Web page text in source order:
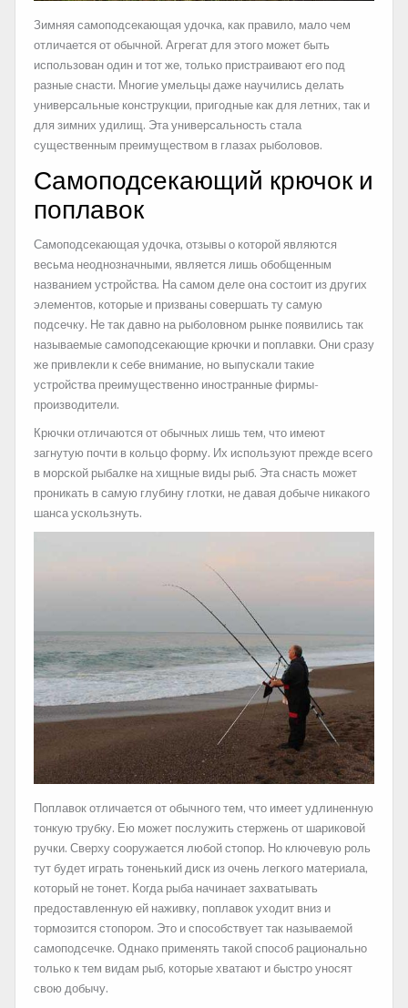
Зимняя самоподсекающая удочка, как правило, мало чем
отличается от обычной. Агрегат для этого может быть
использован один и тот же, только пристраивают его под
разные снасти. Многие умельцы даже научились делать
универсальные конструкции, пригодные как для летних, так и
для зимних удилищ. Эта универсальность стала
существенным преимуществом в глазах рыболовов.
Самоподсекающий крючок и
поплавок
Самоподсекающая удочка, отзывы о которой являются
весьма неоднозначными, является лишь обобщенным
названием устройства. На самом деле она состоит из других
элементов, которые и призваны совершать ту самую
подсечку. Не так давно на рыболовном рынке появились так
называемые самоподсекающие крючки и поплавки. Они сразу
же привлекли к себе внимание, но выпускали такие
устройства преимущественно иностранные фирмы-
производители.
Крючки отличаются от обычных лишь тем, что имеют
загнутую почти в кольцо форму. Их используют прежде всего
в морской рыбалке на хищные виды рыб. Эта снасть может
проникать в самую глубину глотки, не давая добыче никакого
шанса ускользнуть.
Поплавок отличается от обычного тем, что имеет удлиненную
тонкую трубку. Ею может послужить стержень от шариковой
ручки. Сверху сооружается любой стопор. Но ключевую роль
тут будет играть тоненький диск из очень легкого материала,
который не тонет. Когда рыба начинает захватывать
предоставленную ей наживку, поплавок уходит вниз и
тормозится стопором. Это и способствует так называемой
самоподсечке. Однако применять такой способ рационально
только к тем видам рыб, которые хватают и быстро уносят
свою добычу.